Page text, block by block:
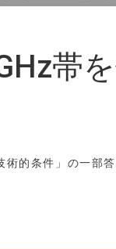
帯
的条件」の一部